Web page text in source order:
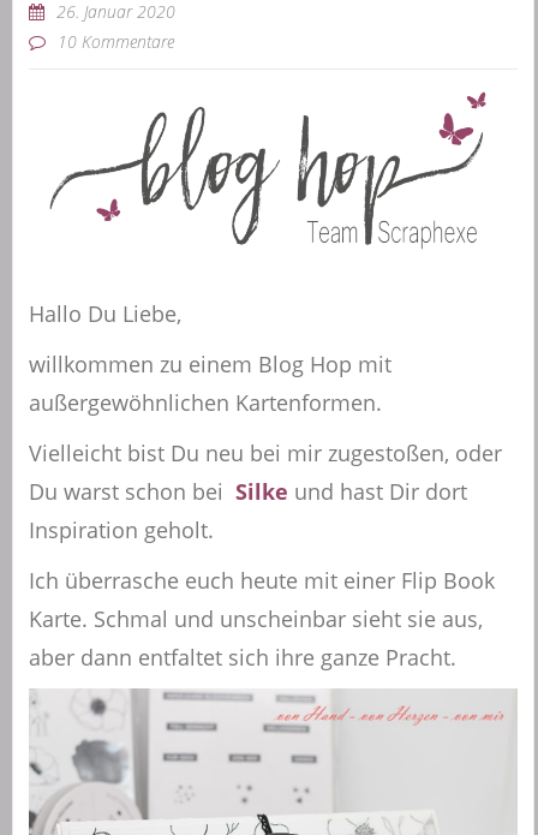
26. Januar 2020
10 Kommentare
Hallo Du Liebe,
willkommen zu einem Blog Hop mit
außergewöhnlichen Kartenformen.
Vielleicht bist Du neu bei mir zugestoßen, oder
Du warst schon bei Silke und hast Dir dort
Inspiration geholt.
Ich überrasche euch heute mit einer Flip Book
Karte. Schmal und unscheinbar sieht sie aus,
aber dann entfaltet sich ihre ganze Pracht.